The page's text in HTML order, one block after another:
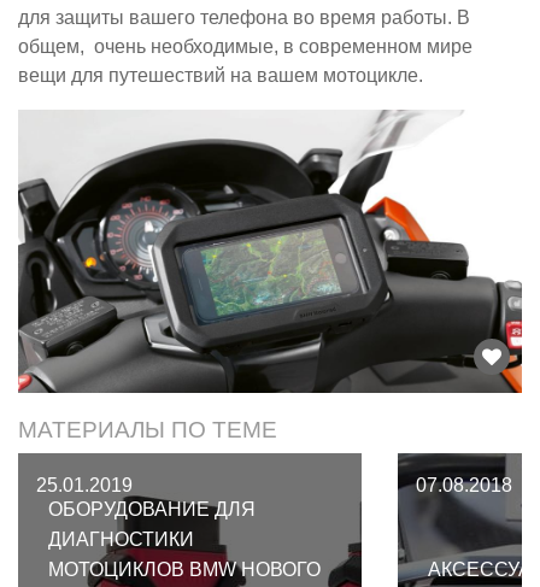
для защиты вашего телефона во время работы. В
общем, очень необходимые, в современном мире
вещи для путешествий на вашем мотоцикле.
МАТЕРИАЛЫ ПО ТЕМЕ
25.01.2019
ОБОРУДОВАНИЕ ДЛЯ
ДИАГНОСТИКИ
МОТОЦИКЛОВ BMW НОВОГО
07.08.2018